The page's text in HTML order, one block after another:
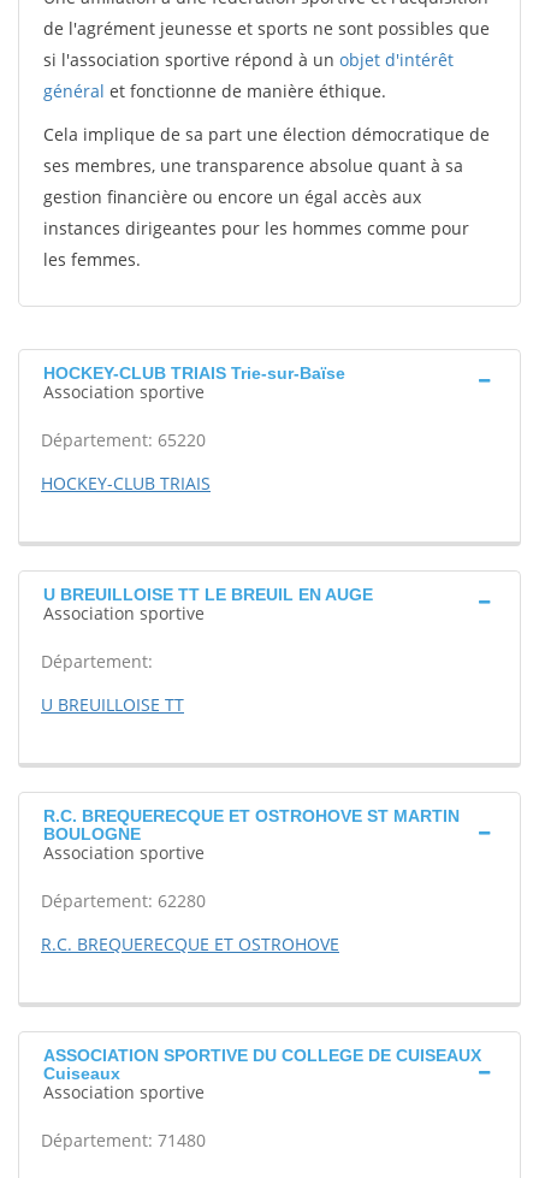
de l'agrément jeunesse et sports ne sont possibles que
si l'association sportive répond à un objet d'intérêt
général et fonctionne de manière éthique.
Cela implique de sa part une élection démocratique de
ses membres, une transparence absolue quant à sa
gestion financière ou encore un égal accès aux
instances dirigeantes pour les hommes comme pour
les femmes.
HOCKEY-CLUB TRIAIS Trie-sur-Baïse
Association sportive
Département: 65220
HOCKEY-CLUB TRIAIS
U BREUILLOISE TT LE BREUIL EN AUGE
Association sportive
Département:
U BREUILLOISE TT
R.C. BREQUERECQUE ET OSTROHOVE ST MARTIN
BOULOGNE
Association sportive
Département: 62280
R.C. BREQUERECQUE ET OSTROHOVE
ASSOCIATION SPORTIVE DU COLLEGE DE CUISEAUX
Cuiseaux
Association sportive
Département: 71480